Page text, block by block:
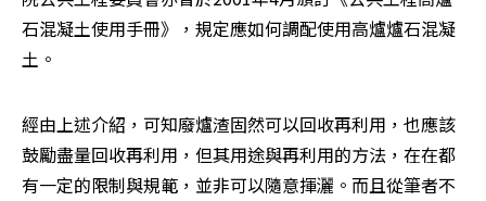
石混凝土使用手冊》，規定應如何調配使用高爐爐石混凝
土。
經由上述介紹，可知廢爐渣固然可以回收再利用，也應該
鼓勵盡量回收再利用，但其用途與再利用的方法，在在都
有一定的限制與規範，並非可以隨意揮灑。而且從筆者不